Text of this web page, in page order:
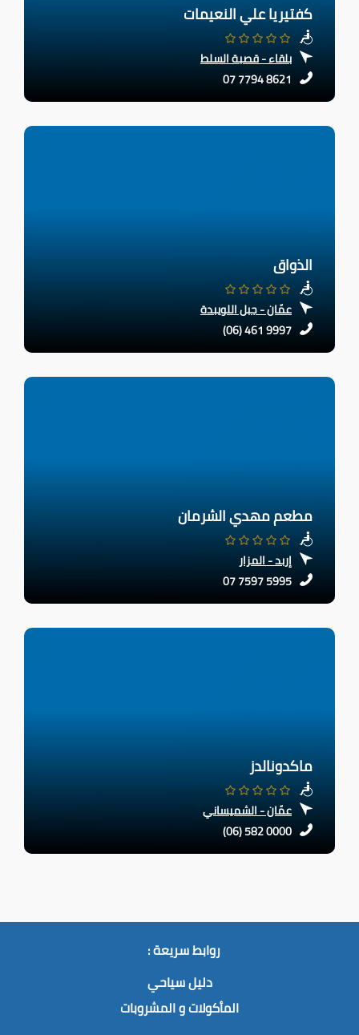
كفتيريا علي النعيمات
بلقاء - قصبة السلط
07 7794 8621
الذواق
عمّان - جبل اللويبدة
(06) 461 9997
مطعم مهدي الشرمان
إربد - المزار
07 7597 5995
ماكدونالدز
عمّان - الشميساني
(06) 582 0000
روابط سريعة :
دليل سياحي
المأكولات و المشروبات